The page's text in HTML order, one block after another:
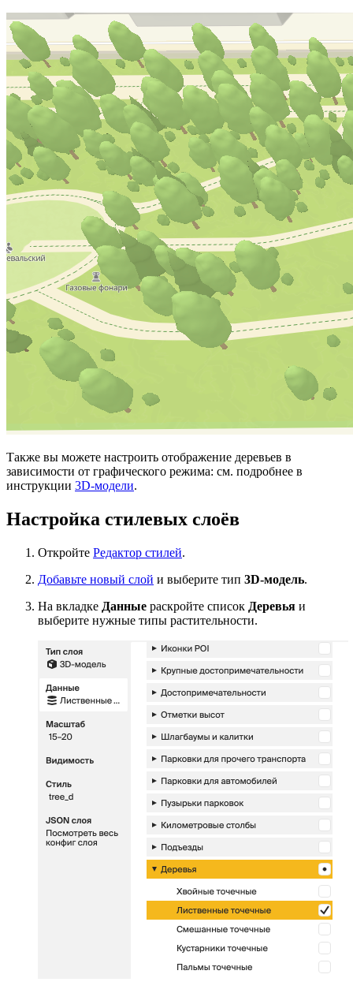
Также вы можете настроить отображение деревьев в
зависимости от графического режима: см. подробнее в
инструкции 3D-модели.
Настройка стилевых слоёв
Откройте Редактор стилей.
Добавьте новый слой и выберите тип 3D-модель.
На вкладке Данные раскройте список Деревья и
выберите нужные типы растительности.